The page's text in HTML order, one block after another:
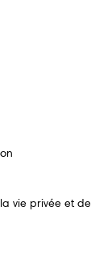
vie privée et